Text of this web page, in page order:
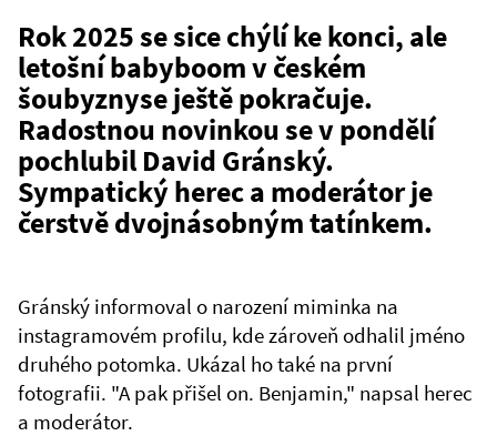
WhatsAppu
Rok 2025 se sice chýlí ke konci, ale
letošní babyboom v českém
šoubyznyse ještě pokračuje.
Radostnou novinkou se v pondělí
pochlubil David Gránský.
Sympatický herec a moderátor je
čerstvě dvojnásobným tatínkem.
Gránský informoval o narození miminka na
instagramovém profilu, kde zároveň odhalil jméno
druhého potomka. Ukázal ho také na první
fotografii. "A pak přišel on. Benjamin," napsal herec
a moderátor.